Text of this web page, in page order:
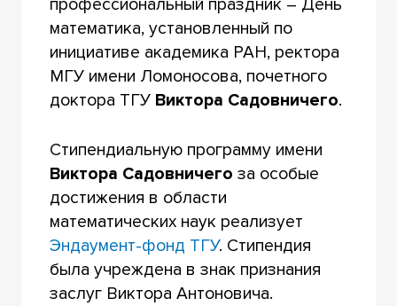
профессиональный праздник – День
математика, установленный по
инициативе академика РАН, ректора
МГУ имени Ломоносова, почетного
доктора ТГУ Виктора Садовничего.
Стипендиальную программу имени
Виктора Садовничего за особые
достижения в области
математических наук реализует
Эндаумент-фонд ТГУ. Стипендия
была учреждена в знак признания
заслуг Виктора Антоновича.